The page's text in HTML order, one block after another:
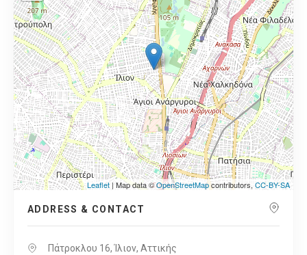
Leaflet | Map data ©OpenStreetMapcontributors, CC-BY-SA
ADDRESS & CONTACT
Πάτροκλου 16, Ίλιον, Αττικής